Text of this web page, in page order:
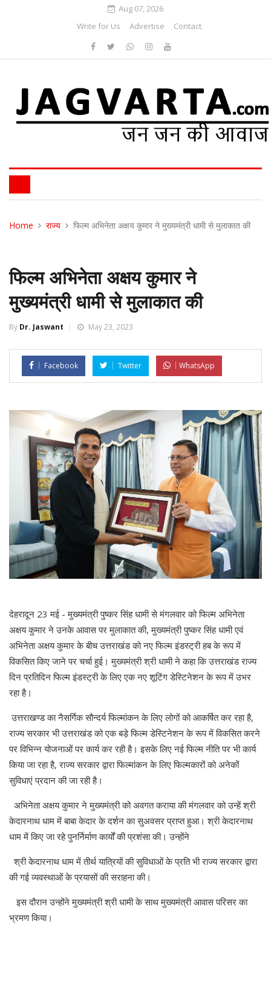
Aug 07, 2026
Write for Us
Advertise Contact
Home राज्य फिल्म अभिनेता अक्षय कुमार ने मुख्यमंत्री धामी से मुलाकात की
फिल्म अभिनेता अक्षय कुमार ने
मुख्यमंत्री धामी से मुलाकात की
By Dr. Jaswant May 23, 2023
Facebook Twitter WhatsApp
देहरादून 23 मई - मुख्यमंत्री पुष्कर सिंह धामी से मंगलवार को फिल्म अभिनेता
अक्षय कुमार ने उनके आवास पर मुलाकात की, मुख्यमंत्री पुष्कर सिंह धामी एवं
अभिनेता अक्षय कुमार के बीच उत्तराखंड को नए फिल्म इंडस्ट्री हब के रूप में
विकसित किए जाने पर चर्चा हुई। मुख्यमंत्री श्री धामी ने कहा कि उत्तराखंड राज्य
दिन प्रतिदिन फिल्म इंडस्ट्री के लिए एक नए शूटिंग डेस्टिनेशन के रूप में उभर
रहा है।
उत्तराखण्ड का नैसर्गिक सौन्दर्य फिल्मांकन के लिए लोगों को आकर्षित कर रहा है,
राज्य सरकार भी उत्तराखंड को एक बड़े फिल्म डेस्टिनेशन के रूप में विकसित करने
पर विभिन्न योजनाओं पर कार्य कर रही है। इसके लिए नई फिल्म नीति पर भी कार्य
किया जा रहा है, राज्य सरकार द्वारा फिल्मांकन के लिए फिल्मकारों को अनेकों
सुविधाएं प्रदान की जा रही है।
अभिनेता अक्षय कुमार ने मुख्यमंत्री को अवगत कराया की मंगलवार को उन्हें श्री
केदारनाथ धाम में बाबा केदार के दर्शन का सुअवसर प्राप्त हुआ। श्री केदारनाथ
धाम में किए जा रहे पुनर्निर्माण कार्यों की प्रशंसा की। उन्होंने
श्री केदारनाथ धाम में तीर्थ यात्रियों की सुविधाओं के प्रति भी राज्य सरकार द्वारा
की गई व्यवस्थाओं के प्रयासों की सराहना की।
इस दौरान उन्होंने मुख्यमंत्री श्री धामी के साथ मुख्यमंत्री आवास परिसर का
भ्रमण किया।